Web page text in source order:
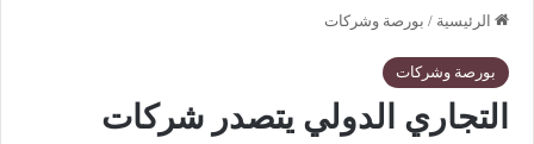
الرئيسية / بورصة وشركات
بورصة وشركات
التجاري الدولي يتصدر شركات